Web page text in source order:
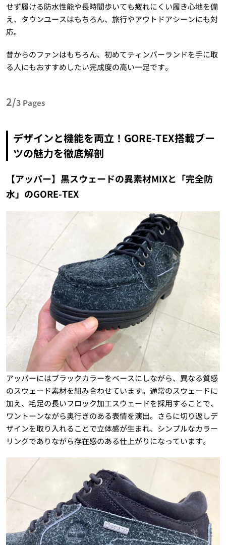
せず履ける防水性能や長時間歩いても疲れにくい履き心地を備
え、タウンユースはもちろん、旅行やアウトドアシーンにも対
応。
昔からのファンはもちろん、初めてティンバーランドを手に取
る人にもおすすめしたい完成度の高い一足です。
2/3 Pages
デザインと機能を両立！GORE-TEX搭載ブー
ツの魅力を徹底解剖
【アッパー】黒スウェードの異素材MIXと「完全防
水」のGORE-TEX
アッパーにはブラックカラーをベースにしながら、異なる質感
のスウェード素材を組み合わせています。通常のスウェードに
加え、毛足の長いフロック加工スウェードを採用することで、
ワントーンながら奥行きのある表情を演出。さらに切り返しデ
ザインを取り入れることで立体感が生まれ、シンプルなカラー
リングでありながら存在感のある仕上がりになっています。